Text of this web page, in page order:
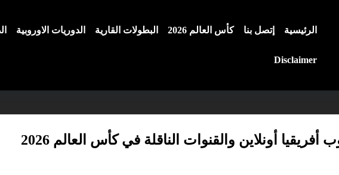
الرئيسية إتصل بنا كأس العالم 2026 البطولات القارية الدوريات الاوروبية
Disclaimer
أونلاين والقنوات الناقلة في كأس العالم 2026